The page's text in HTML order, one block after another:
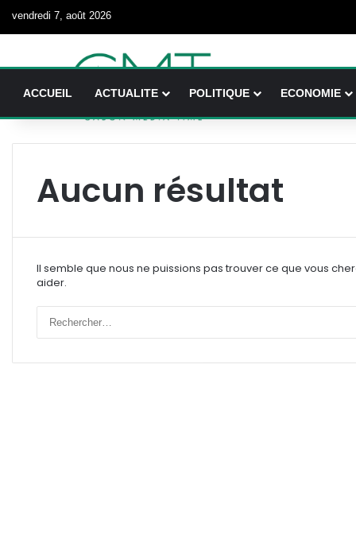
vendredi 7, août 2026
ACCUEIL ACTUALITE POLITIQUE ECONOMIE
Aucun résultat
Il semble que nous ne puissions pas trouver ce que vous
aider.